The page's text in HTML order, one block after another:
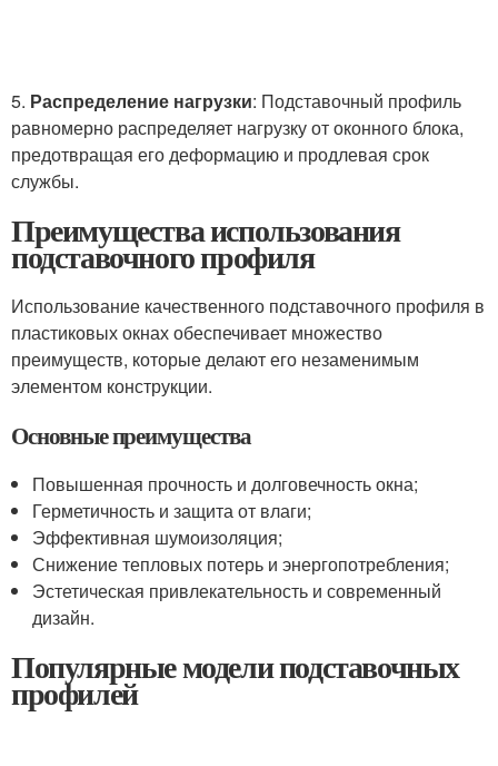
5. Распределение нагрузки: Подставочный профиль
равномерно распределяет нагрузку от оконного блока,
предотвращая его деформацию и продлевая срок
службы.
Преимущества использования
подставочного профиля
Использование качественного подставочного профиля в
пластиковых окнах обеспечивает множество
преимуществ, которые делают его незаменимым
элементом конструкции.
Основные преимущества
Повышенная прочность и долговечность окна;
Герметичность и защита от влаги;
Эффективная шумоизоляция;
Снижение тепловых потерь и энергопотребления;
Эстетическая привлекательность и современный
дизайн.
Популярные модели подставочных
профилей